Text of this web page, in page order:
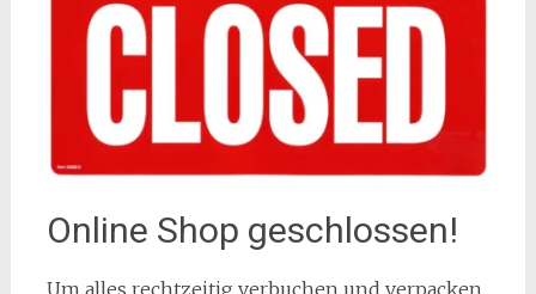
Online Shop geschlossen!
Um alles rechtzeitig verbuchen und verpacken